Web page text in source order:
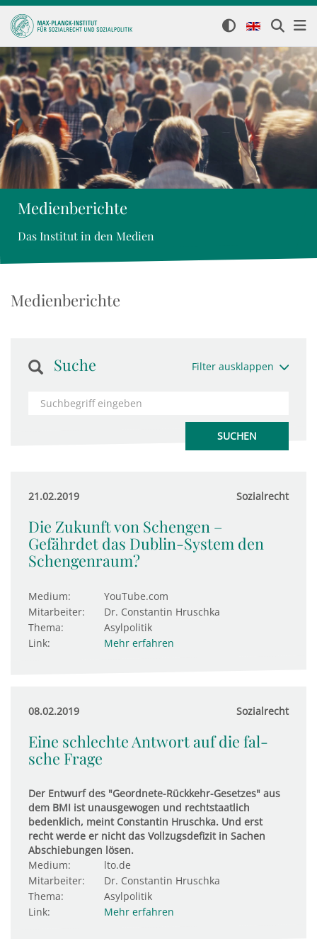
Medienberichte
Das Institut in den Medien
Medienberichte
Suche Filter ausklappen
21.02.2019 Sozialrecht
Die Zukunft von Schengen –
Gefährdet das Dublin-System den
Schengenraum?
Medium:
YouTube.com
Mitarbeiter:
Dr. Constantin Hruschka
Thema:
Asylpolitik
Link:
Mehr erfahren
08.02.2019 Sozialrecht
Eine sch­lechte Ant­wort auf die fal­
sche Frage
Der Entwurf des "Geordnete-Rückkehr-Gesetzes" aus
dem BMI ist unausgewogen und rechtstaatlich
bedenklich, meint Constantin Hruschka. Und erst
recht werde er nicht das Vollzugsdefizit in Sachen
Abschiebungen lösen.
Medium:
lto.de
Mitarbeiter:
Dr. Constantin Hruschka
Thema:
Asylpolitik
Link:
Mehr erfahren